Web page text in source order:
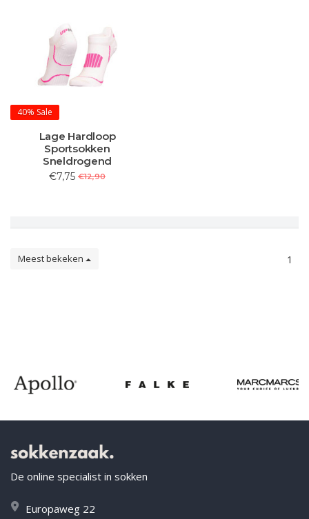
40% Sale
Lage Hardloop
Sportsokken
Sneldrogend
€7,75 €12,90
Meest bekeken 1
De online specialist in sokken
Europaweg 22